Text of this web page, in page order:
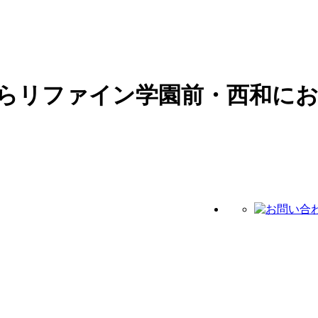
リファイン学園前・西和に